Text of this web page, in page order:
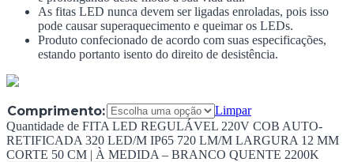
As fitas LED nunca devem ser ligadas enroladas, pois isso
pode causar superaquecimento e queimar os LEDs.
Produto confecionado de acordo com suas especificações,
estando portanto isento do direito de desistência.
Comprimento:
Limpar
Quantidade de FITA LED REGULÁVEL 220V COB AUTO-
RETIFICADA 320 LED/M IP65 720 LM/M LARGURA 12 MM
CORTE 50 CM | À MEDIDA – BRANCO QUENTE 2200K